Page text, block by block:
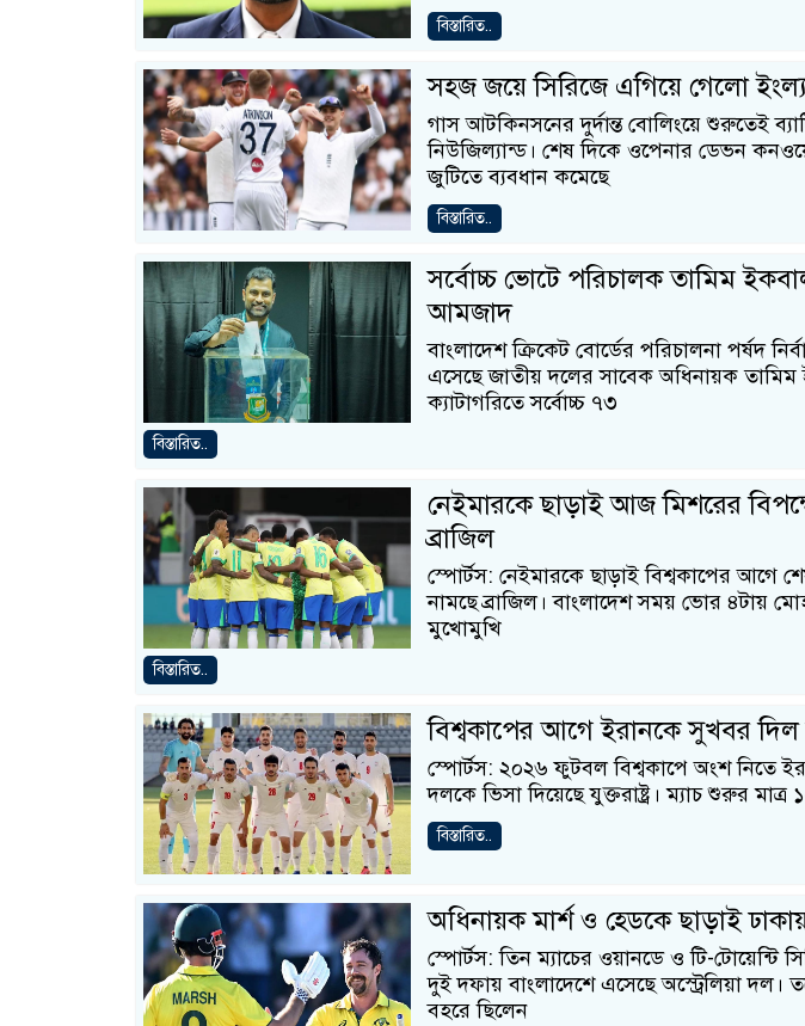
বিস্তারিত..
সহজ জয়ে সিরিজে এগিয়ে গেলো
গাস আটকিনসনের দুর্দান্ত বোলিংয়ে শুরুতেই
নিউজিল্যান্ড। শেষ দিকে ওপেনার ডেভন
জুটিতে ব্যবধান কমেছে
বিস্তারিত..
সর্বোচ্চ ভোটে পরিচালক তামিম
আমজাদ
বাংলাদেশ ক্রিকেট বোর্ডের পরিচালনা পর্ষদ
এসেছে জাতীয় দলের সাবেক অধিনায়ক তামিম
ক্যাটাগরিতে সর্বোচ্চ ৭৩
বিস্তারিত..
নেইমারকে ছাড়াই আজ মিশরের
ব্রাজিল
স্পোর্টস: নেইমারকে ছাড়াই বিশ্বকাপের আগে
নামছে ব্রাজিল। বাংলাদেশ সময় ভোর ৪টায়
মুখোমুখি
বিস্তারিত..
বিশ্বকাপের আগে ইরানকে সুখবর দিল
স্পোর্টস: ২০২৬ ফুটবল বিশ্বকাপে অংশ নিতে
দলকে ভিসা দিয়েছে যুক্তরাষ্ট্র। ম্যাচ শুরুর
বিস্তারিত..
অধিনায়ক মার্শ ও হেডকে ছাড়াই
স্পোর্টস: তিন ম্যাচের ওয়ানডে ও টি-টোয়েন্টি
দুই দফায় বাংলাদেশে এসেছে অস্ট্রেলিয়া দল।
বহরে ছিলেন